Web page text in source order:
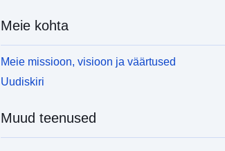
tasemete kaardistamiseks. • Tunnustatud
kaitseprogrammi ettevalmistamise käigus
heaks 19. juunil 2013. COVADISe tehnoloogilise
kõiki riskiennetuskavades esitatud geograafiliste
Meie kohta
Meie missioon, visioon ja väärtused
Uudiskiri
Muud teenused